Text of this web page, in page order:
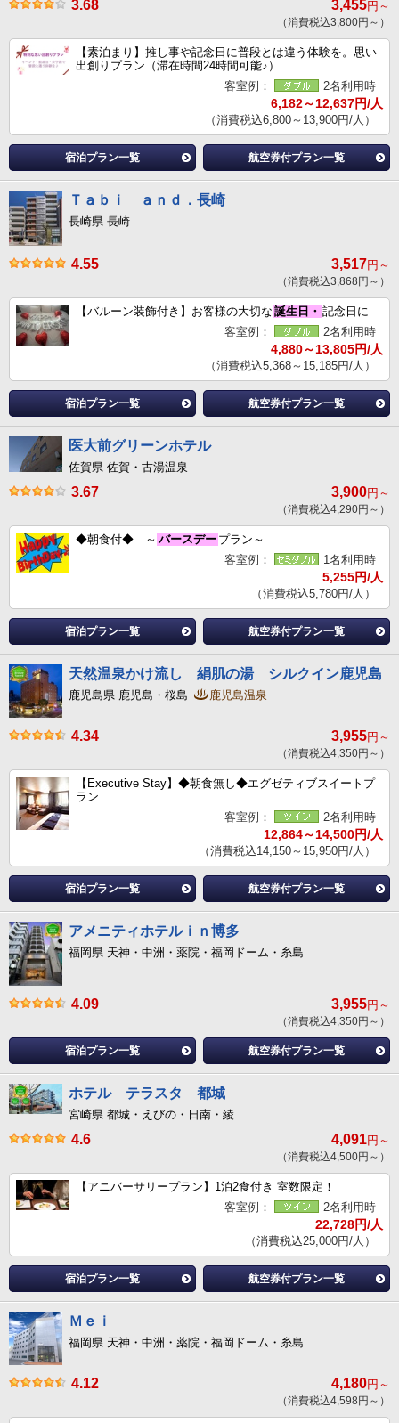
3.68 3,455円～
（消費税込3,800円～）
【素泊まり】推し事や記念日に普段とは違う体験を。思い
出創りプラン（滞在時間24時間可能♪）
客室例：
2名利用時
6,182～12,637円/人
（消費税込6,800～13,900円/人）
宿泊プラン一覧 航空券付プラン一覧
Ｔａｂｉ ａｎｄ．長崎
長崎県 長崎
4.55 3,517円～
（消費税込3,868円～）
【バルーン装飾付き】お客様の大切な 誕生日・ 記念日に
客室例：
2名利用時
4,880～13,805円/人
（消費税込5,368～15,185円/人）
宿泊プラン一覧 航空券付プラン一覧
医大前グリーンホテル
佐賀県 佐賀・古湯温泉
3.67 3,900円～
（消費税込4,290円～）
◆朝食付◆ ～ バースデー プラン～
客室例：
1名利用時
5,255円/人
（消費税込5,780円/人）
宿泊プラン一覧 航空券付プラン一覧
天然温泉かけ流し 絹肌の湯 シルクイン鹿児島
鹿児島県 鹿児島・桜島 鹿児島温泉
4.34 3,955円～
（消費税込4,350円～）
【Executive Stay】◆朝食無し◆エグゼティブスイートプ
ラン
客室例：
2名利用時
12,864～14,500円/人
（消費税込14,150～15,950円/人）
宿泊プラン一覧 航空券付プラン一覧
アメニティホテルｉｎ博多
福岡県 天神・中洲・薬院・福岡ドーム・糸島
4.09 3,955円～
（消費税込4,350円～）
宿泊プラン一覧 航空券付プラン一覧
ホテル テラスタ 都城
宮崎県 都城・えびの・日南・綾
4.6 4,091円～
（消費税込4,500円～）
【アニバーサリープラン】1泊2食付き 室数限定！
客室例：
2名利用時
22,728円/人
（消費税込25,000円/人）
宿泊プラン一覧 航空券付プラン一覧
Ｍｅｉ
福岡県 天神・中洲・薬院・福岡ドーム・糸島
4.12 4,180円～
（消費税込4,598円～）